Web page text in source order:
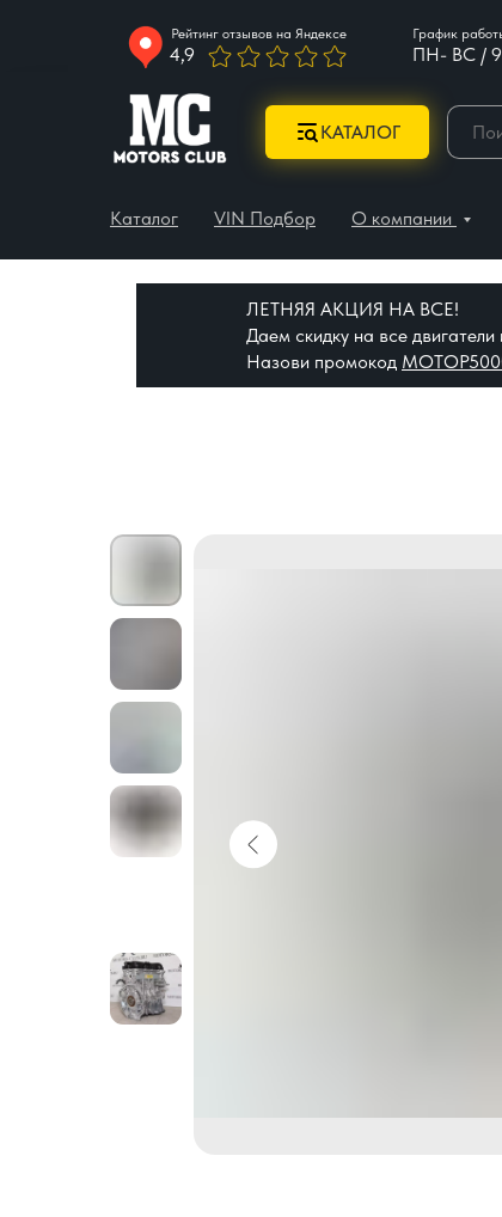
ПН- ВС /
Рейтинг отзывов на Яндексе График
4,9
КАТАЛОГ
Каталог VIN Подбор О компании
ЛЕТНЯЯ АКЦИЯ НА ВСЕ!
Даем скидку на все
Назови промокод